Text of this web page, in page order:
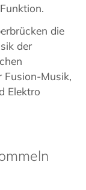
die
der
Fusion-Musik,
Elektro